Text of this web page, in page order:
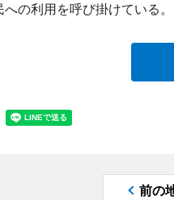
の利用を呼び掛けている。
前の